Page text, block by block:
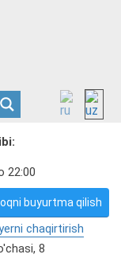
22:00
buyurtma qilish
chaqirtirish
8